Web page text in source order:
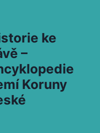
ke
–
Koruny